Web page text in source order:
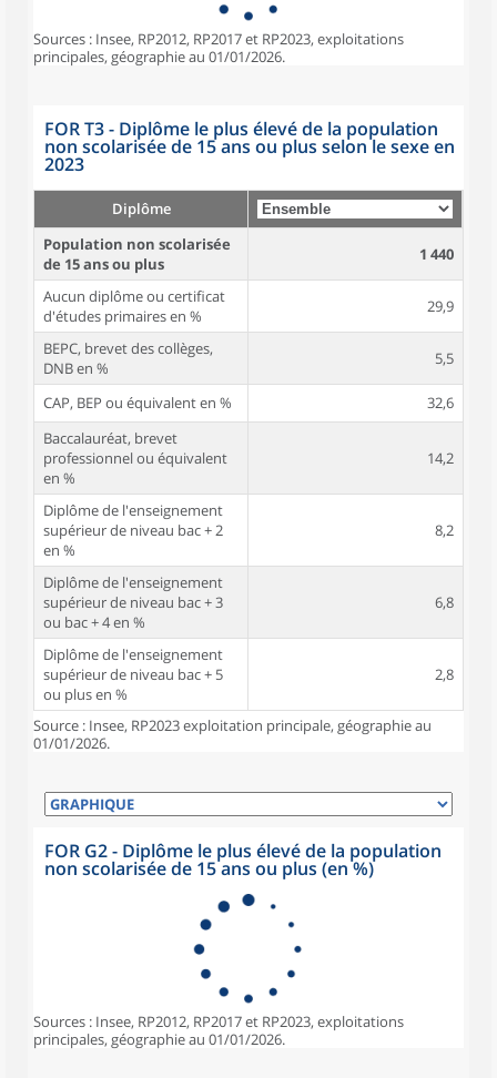
Sources : Insee, RP2012, RP2017 et RP2023, exploitations
principales, géographie au 01/01/2026.
FOR T3 - Diplôme le plus élevé de la population
non scolarisée de 15 ans ou plus selon le sexe en
2023
Diplôme
Population non scolarisée
de 15 ans ou plus
1 440
Aucun diplôme ou certificat
d'études primaires en %
29,9
BEPC, brevet des collèges,
DNB en %
5,5
CAP, BEP ou équivalent en %
32,6
Baccalauréat, brevet
professionnel ou équivalent
en %
14,2
Diplôme de l'enseignement
supérieur de niveau bac + 2
en %
8,2
Diplôme de l'enseignement
supérieur de niveau bac + 3
ou bac + 4 en %
6,8
Diplôme de l'enseignement
supérieur de niveau bac + 5
ou plus en %
2,8
Source : Insee, RP2023 exploitation principale, géographie au
01/01/2026.
FOR G2 - Diplôme le plus élevé de la population
non scolarisée de 15 ans ou plus (en %)
Sources : Insee, RP2012, RP2017 et RP2023, exploitations
principales, géographie au 01/01/2026.